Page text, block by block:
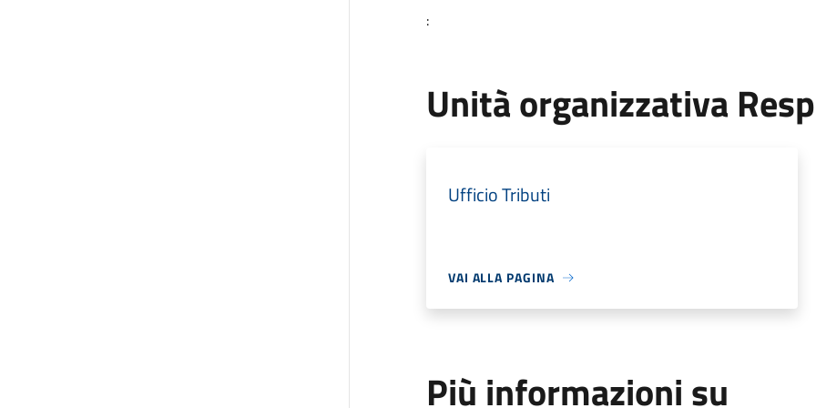
:
Unità organizzativa
Ufficio Tributi
VAI ALLA PAGINA
Più informazioni su